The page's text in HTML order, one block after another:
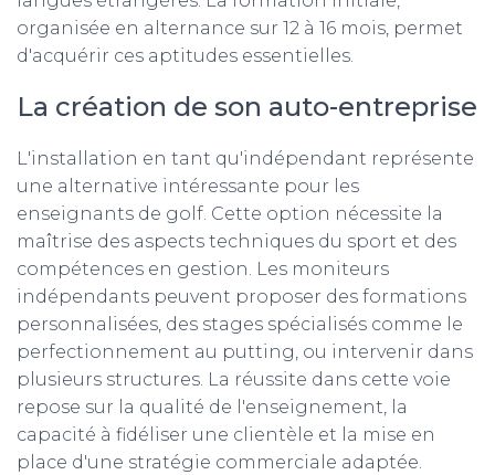
organisée en alternance sur 12 à 16 mois, permet
d'acquérir ces aptitudes essentielles.
La création de son auto-entreprise
L'installation en tant qu'indépendant représente
une alternative intéressante pour les
enseignants de golf. Cette option nécessite la
maîtrise des aspects techniques du sport et des
compétences en gestion. Les moniteurs
indépendants peuvent proposer des formations
personnalisées, des stages spécialisés comme le
perfectionnement au putting, ou intervenir dans
plusieurs structures. La réussite dans cette voie
repose sur la qualité de l'enseignement, la
capacité à fidéliser une clientèle et la mise en
place d'une stratégie commerciale adaptée.